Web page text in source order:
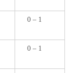
0 – 1
0 – 1